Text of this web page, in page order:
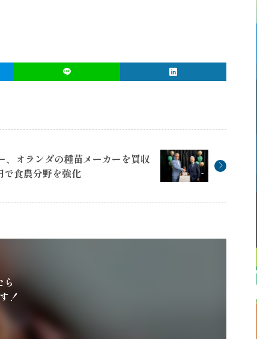
、オランダの種苗メーカーを買収
食農分野を強化
ら
！